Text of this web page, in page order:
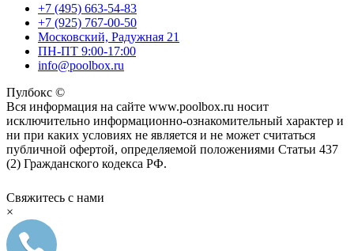
+7 (495) 663-54-83
+7 (925) 767-00-50
Московский, Радужная 21
ПН-ПТ 9:00-17:00
info@poolbox.ru
Пулбокс ©
Вся информация на сайте www.poolbox.ru носит
исключительно информационно-ознакомительный характер и
ни при каких условиях не является и не может считаться
публичной офертой, определяемой положениями Статьи 437
(2) Гражданского кодекса РФ.
Свяжитесь с нами
×